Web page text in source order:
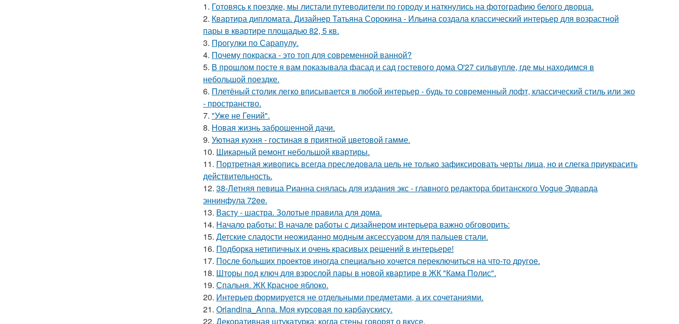
1. Готовясь к поездке, мы листали путеводители по городу и наткнулись на фотографию белого дворца.
2. Квартира дипломата. Дизайнер Татьяна Сорокина - Ильина создала классический интерьер для возрастной
пары в квартире площадью 82, 5 кв.
3. Прогулки по Сарапулу.
4. Почему покраска - это топ для современной ванной?
5. В прошлом посте я вам показывала фасад и сад гостевого дома O'27 сильвупле, где мы находимся в
небольшой поездке.
6. Плетёный столик легко вписывается в любой интерьер - будь то современный лофт, классический стиль или эко
- пространство.
7. "Уже не Гений".
8. Новая жизнь заброшенной дачи.
9. Уютная кухня - гостиная в приятной цветовой гамме.
10. Шикарный ремонт небольшой квартиры.
11. Портретная живопись всегда преследовала цель не только зафиксировать черты лица, но и слегка приукрасить
действительность.
12. 38-Летняя певица Рианна снялась для издания экс - главного редактора британского Vogue Эдварда
эннинфула 72ee.
13. Васту - шастра. Золотые правила для дома.
14. Начало работы: В начале работы с дизайнером интерьера важно обговорить:
15. Детские сладости неожиданно модным аксессуаром для пальцев стали.
16. Подборка нетипичных и очень красивых решений в интерьере!
17. После больших проектов иногда специально хочется переключиться на что-то другое.
18. Шторы под ключ для взрослой пары в новой квартире в ЖК "Кама Полис".
19. Спальня. ЖК Красное яблоко.
20. Интерьер формируется не отдельными предметами, а их сочетаниями.
21. Orlandina_Anna. Моя курсовая по карбаускису.
22. Декоративная штукатурка: когда стены говорят о вкусе.